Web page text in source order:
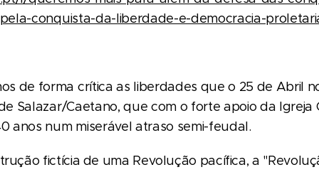
conquista-da-liberdade-e-democracia-
de forma crítica as liberdades que o 25 de Abril
Salazar/Caetano, que com o forte apoio da Igreja
anos num miserável atraso semi-feudal.
fictícia de uma Revolução pacífica, a